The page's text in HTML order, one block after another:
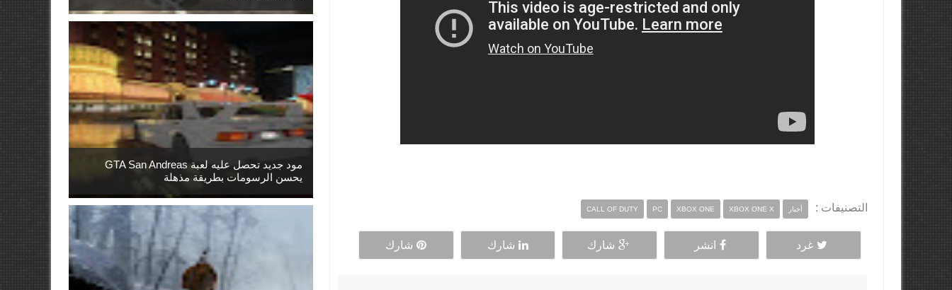
التصنيفات : أخبار CALL OF DUTY PC XBOX ONE XBOX ONE X
غرد انشر شارك شارك شارك
مود جديد تحصل عليه لعبة GTA San Andreas
يحسن الرسومات بطريقة مذهلة